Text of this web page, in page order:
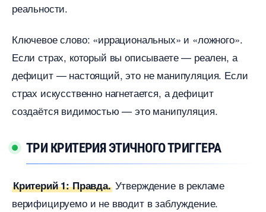
реальности.
Ключевое слово: «иррациональных» и «ложного».
Если страх, который вы описываете — реален, а
дефицит — настоящий, это не манипуляция. Если
страх искусственно нагнетается, а дефицит
создаётся видимостью — это манипуляция.
ТРИ КРИТЕРИЯ ЭТИЧНОГО ТРИГГЕРА
Критерий 1: Правда.Утверждение в рекламе
ерифицируемо и не вводит в заблуждение.